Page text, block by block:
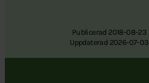
Publicerad 2018-08-23
Uppdaterad 2026-07-03